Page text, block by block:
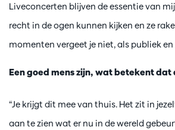
Liveconcerten blijven de essentie van
recht in de ogen kunnen kijken en ze
momenten vergeet je niet, als publiek en
Een goed mens zijn, wat betekent dat
“Je krijgt dit mee van thuis. Het zit in
aan te zien wat er nu in de wereld